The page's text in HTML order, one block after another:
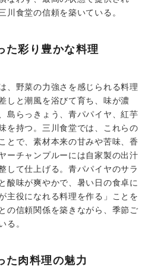
川食堂の信頼を築いている。
た彩り豊かな料理
、野菜の力強さを感じられる料理
しと潮風を浴びて育ち、味が濃
島らっきょう、青パパイヤ、紅芋
を持つ。三川食堂では、これらの
とで、素材本来の甘みや苦味、香
ーチャンプルーには自家製の出汁
して仕上げる。青パパイヤのサラ
酸味が爽やかで、暑い日の食卓に
主役になれる料理を作る」ことを
の信頼関係を築きながら、季節ご
る。
た肉料理の魅力